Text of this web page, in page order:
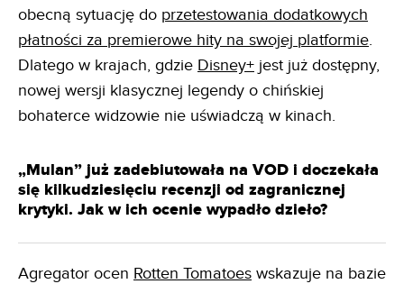
obecną sytuację do przetestowania dodatkowych
płatności za premierowe hity na swojej platformie.
Dlatego w krajach, gdzie Disney+ jest już dostępny,
nowej wersji klasycznej legendy o chińskiej
bohaterce widzowie nie uświadczą w kinach.
„Mulan” już zadebiutowała na VOD i doczekała
się kilkudziesięciu recenzji od zagranicznej
krytyki. Jak w ich ocenie wypadło dzieło?
Agregator ocen Rotten Tomatoes wskazuje na bazie